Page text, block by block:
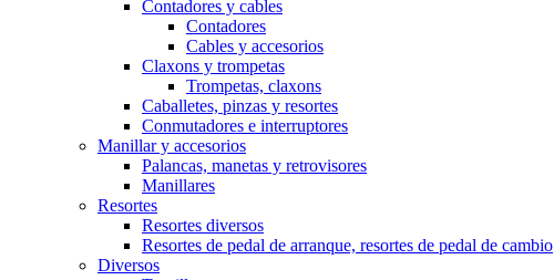
Contadores y cables
Contadores
Cables y accesorios
Claxons y trompetas
Trompetas, claxons
Caballetes, pinzas y resortes
Conmutadores e interruptores
Manillar y accesorios
Palancas, manetas y retrovisores
Manillares
Resortes
Resortes diversos
Resortes de pedal de arranque, resortes de pedal de cambio
Diversos